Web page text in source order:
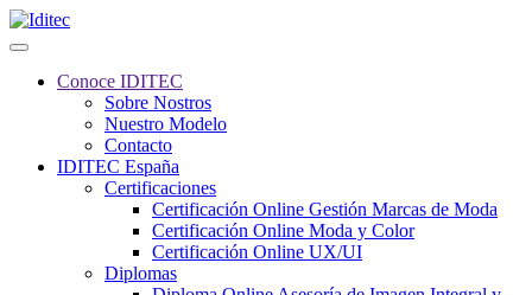
Conoce IDITEC
Sobre Nostros
Nuestro Modelo
Contacto
IDITEC España
Certificaciones
Certificación Online Gestión Marcas de Moda
Certificación Online Moda y Color
Certificación Online UX/UI
Diplomas